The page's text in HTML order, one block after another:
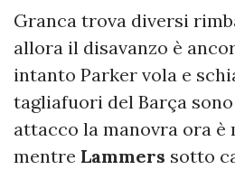
Granca trova diversi
allora il disavanzo è
intanto Parker vola e
tagliafuori del Barça
attacco la manovra ora è
mentre Lammers sotto